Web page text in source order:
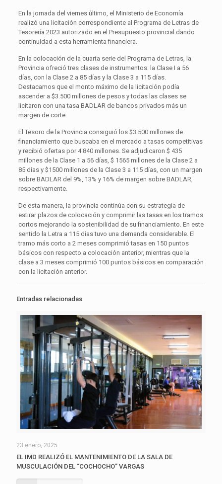
En la jornada del viernes último, el Ministerio de Economía
realizó una licitación correspondiente al Programa de Letras de
Tesorería 2023 autorizado en el Presupuesto provincial dando
continuidad a esta herramienta financiera.
En la colocación de la cuarta serie del Programa de Letras, la
Provincia ofreció tres clases de instrumentos: la Clase I a 56
días, con la Clase 2 a 85 días y la Clase 3 a 115 días.
Destacamos que el monto máximo de la licitación podía
ascender a $3.500 millones de pesos y todas las clases se
licitaron con una tasa BADLAR de bancos privados más un
margen de corte.
El Tesoro de la Provincia consiguió los $3.500 millones de
financiamiento que buscaba en el mercado a tasas competitivas
y recibió ofertas por 4.840 millones. Se adjudicaron $ 435
millones de la Clase 1 a 56 días, $ 1565 millones de la Clase 2 a
85 días y $1500 millones de la Clase 3 a 115 días, con un margen
sobre BADLAR del 9%, 13% y 16% de margen sobre BADLAR,
respectivamente.
De esta manera, la provincia continúa con su estrategia de
estirar plazos de colocación y comprimir las tasas en los tramos
cortos mejorando la sostenibilidad de su financiamiento. En este
sentido la Letra a 115 días tuvo una demanda considerable. El
tramo más corto a 2 meses comprimió tasas en 150 puntos
básicos con respecto a colocación anterior, mientras que la
clase a 3 meses comprimió 100 puntos básicos en comparación
con la licitación anterior.
Entradas relacionadas
23 enero, 2025
EL IMD REALIZÓ EL MANTENIMIENTO DE LA SALA DE
MUSCULACIÓN DEL “COCHOCHO” VARGAS